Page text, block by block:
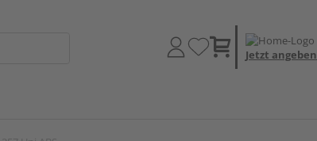
Jetzt angeben